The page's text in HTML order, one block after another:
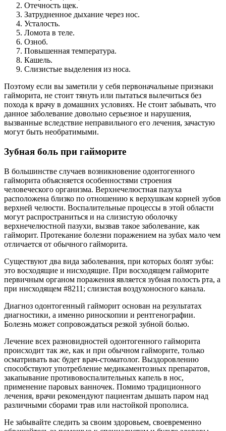
Отечность щек.
Затрудненное дыхание через нос.
Усталость.
Ломота в теле.
Озноб.
Повышенная температура.
Кашель.
Слизистые выделения из носа.
Поэтому если вы заметили у себя первоначальные признаки
гайморита, не стоит тянуть или пытаться вылечиться без
похода к врачу в домашних условиях. Не стоит забывать, что
данное заболевание довольно серьезное и нарушения,
вызванные вследствие неправильного его лечения, зачастую
могут быть необратимыми.
Зубная боль при гайморите
В большинстве случаев возникновение одонтогенного
гайморита объясняется особенностями строения
человеческого организма. Верхнечелюстная пазуха
расположена близко по отношению к верхушкам корней зубов
верхней челюсти. Воспалительные процессы в этой области
могут распространиться и на слизистую оболочку
верхнечелюстной пазухи, вызвав такое заболевание, как
гайморит. Протекание болезни поражением на зубах мало чем
отличается от обычного гайморита.
Существуют два вида заболевания, при которых болят зубы:
это восходящие и нисходящие. При восходящем гайморите
первичным органом поражения является зубная полость рта, а
при нисходящем #8211; слизистая воздухоносного канала.
Диагноз одонтогенный гайморит основан на результатах
диагностики, а именно риноскопии и рентгенографии.
Болезнь может сопровождаться резкой зубной болью.
Лечение всех разновидностей одонтогенного гайморита
происходит так же, как и при обычном гайморите, только
осматривать вас будет врач-стоматолог. Выздоровлению
способствуют употребление медикаментозных препаратов,
закапывание противовоспалительных капель в нос,
применение паровых ванночек. Помимо традиционного
лечения, врачи рекомендуют пациентам дышать паром над
различными сборами трав или настойкой прополиса.
Не забывайте следить за своим здоровьем, своевременно